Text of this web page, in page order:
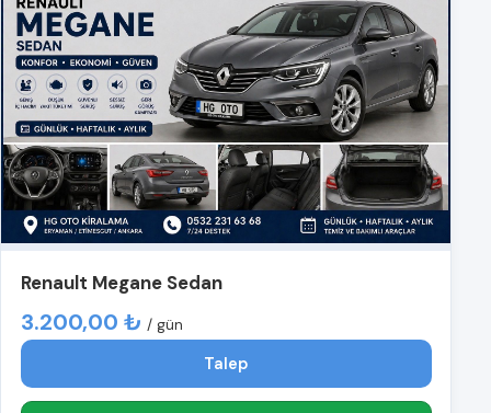
Renault Megane Sedan
3.200,00 ₺ / gün
Talep